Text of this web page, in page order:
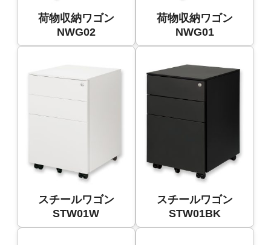
荷物収納ワゴン
NWG02
荷物収納ワゴン
NWG01
スチールワゴン
STW01W
スチールワゴン
STW01BK